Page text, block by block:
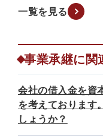
一覧を見る
事業承継に関
会社の借入金を資
を考えております
しょうか？